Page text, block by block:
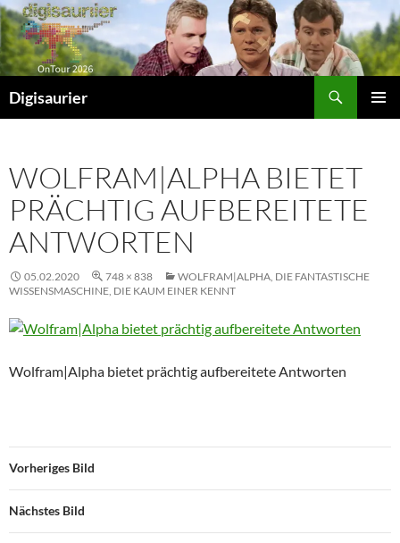
Zum
Inhalt
springen
Digisaurier
WOLFRAM|ALPHA BIETET
PRÄCHTIG AUFBEREITETE
ANTWORTEN
05.02.2020 748 × 838
WOLFRAM|ALPHA, DIE FANTASTISCHE
WISSENSMASCHINE, DIE KAUM EINER KENNT
Wolfram|Alpha bietet prächtig aufbereitete Antworten
Vorheriges Bild
Nächstes Bild